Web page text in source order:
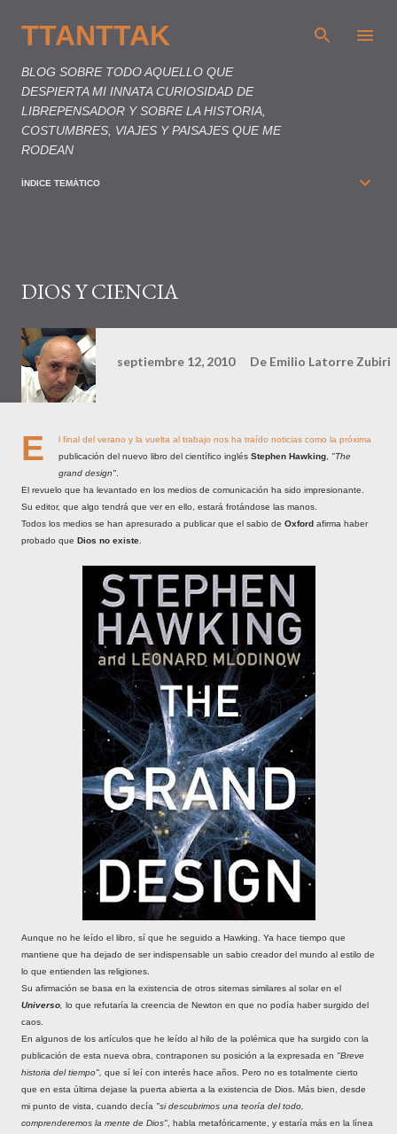
TTANTTAK
BLOG SOBRE TODO AQUELLO QUE
DESPIERTA MI INNATA CURIOSIDAD DE
LIBREPENSADOR Y SOBRE LA HISTORIA,
COSTUMBRES, VIAJES Y PAISAJES QUE ME
RODEAN
ÍNDICE TEMÁTICO
DIOS Y CIENCIA
septiembre 12, 2010 De Emilio Latorre Zubiri
E
l final del verano y la vuelta al trabajo nos ha traído noticias como la próxima
publicación del nuevo libro del científico inglés Stephen Hawking
"The
grand design"
El revuelo que ha levantado en los medios de comunicación ha sido impresionante.
Su editor, que algo tendrá que ver en ello, estará frotándose las manos.
Todos los medios se han apresurado a publicar que el sabio de Oxford afirma haber
probado que Dios no existe
Aunque no he leído el libro, sí que he seguido a Hawking. Ya hace tiempo que
mantiene que ha dejado de ser indispensable un sabio creador del mundo al estilo de
lo que entienden las religiones.
Su afirmación se basa en la existencia de otros sitemas similares al solar en el
Universo lo que refutaría la creencia de Newton en que no podía haber surgido del
caos.
En algunos de los artículos que he leído al hilo de la polémica que ha surgido con la
publicación de esta nueva obra, contraponen su posición a la expresada en "Breve
historia del tiempo", que sí leí con interés hace años. Pero no es totalmente cierto
que en esta última dejase la puerta abierta a la existencia de Dios. Más bien, desde
mi punto de vista, cuando decía "si descubrimos una teoría del todo,
comprenderemos la mente de Dios" , habla metafóricamente, y estaría más en la línea